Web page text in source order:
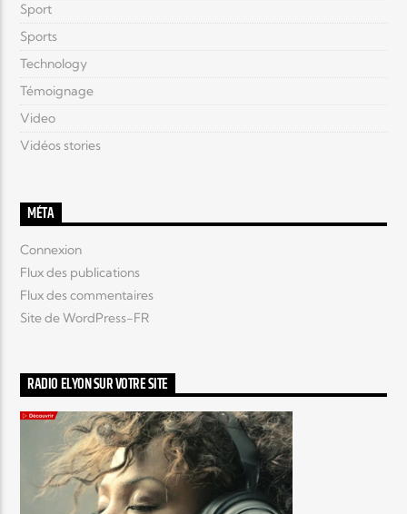
Sport
Sports
Technology
Témoignage
Video
Vidéos stories
MÉTA
Connexion
Flux des publications
Flux des commentaires
Site de WordPress-FR
RADIO ELYON SUR VOTRE SITE